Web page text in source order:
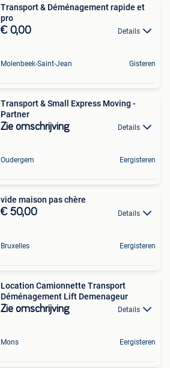
Transport & Déménagement rapide et
pro
€ 0,00 Details
Molenbeek-Saint-Jean Gisteren
Transport & Small Express Moving -
Partner
Zie omschrijving Details
Oudergem Eergisteren
vide maison pas chère
€ 50,00 Details
Bruxelles Eergisteren
Location Camionnette Transport
Déménagement Lift Demenageur
Zie omschrijving Details
Mons Eergisteren